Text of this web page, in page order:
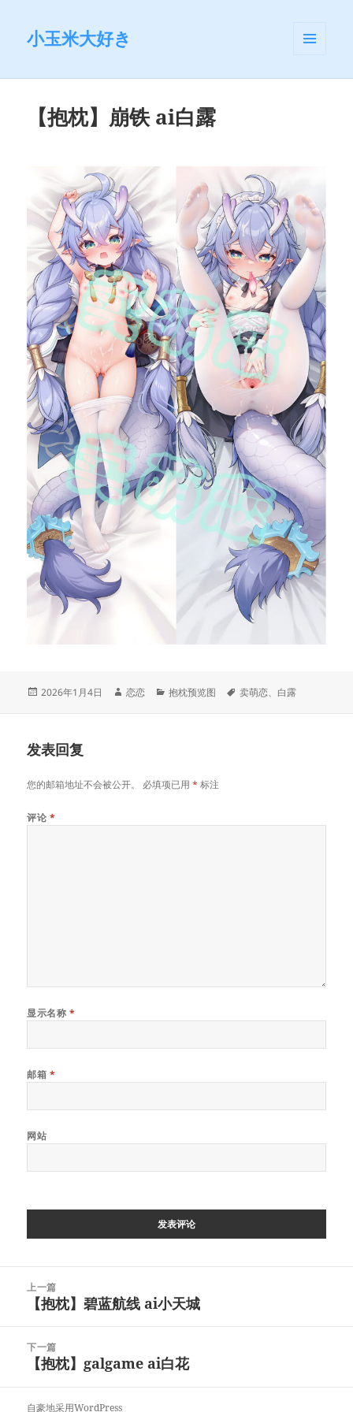
小玉米大好き
挂件
【抱枕】崩铁 ai白露
发
2026年1月4日
作
恋恋
分
抱枕预览图
标
卖萌恋、 白露
发表回复
您的邮箱地址不会被公开。 必填项已用* 标注
评论 *
显示名称 *
邮箱 *
网站
上一篇
上
文
章：
【抱枕】碧蓝航线 ai小天城
下一篇
下
文
【抱枕】galgame ai白花
自豪地采用WordPress